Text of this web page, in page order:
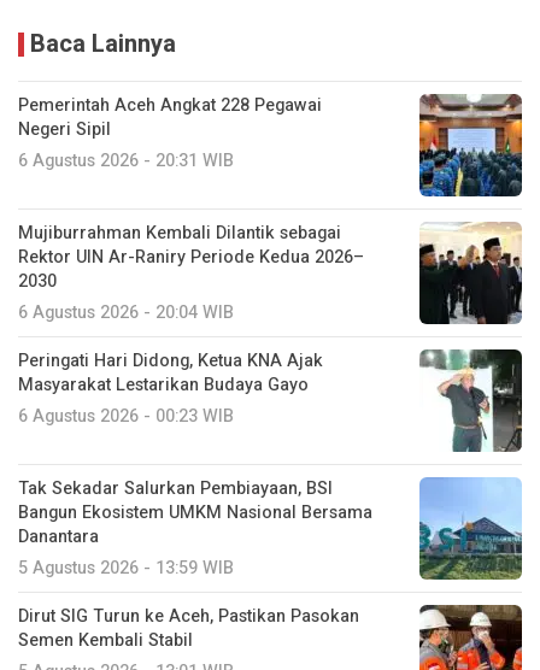
Baca Lainnya
Pemerintah Aceh Angkat 228 Pegawai
Negeri Sipil
6 Agustus 2026 - 20:31 WIB
Mujiburrahman Kembali Dilantik sebagai
Rektor UIN Ar-Raniry Periode Kedua 2026–
2030
6 Agustus 2026 - 20:04 WIB
Peringati Hari Didong, Ketua KNA Ajak
Masyarakat Lestarikan Budaya Gayo
6 Agustus 2026 - 00:23 WIB
Tak Sekadar Salurkan Pembiayaan, BSI
Bangun Ekosistem UMKM Nasional Bersama
Danantara
5 Agustus 2026 - 13:59 WIB
Dirut SIG Turun ke Aceh, Pastikan Pasokan
Semen Kembali Stabil